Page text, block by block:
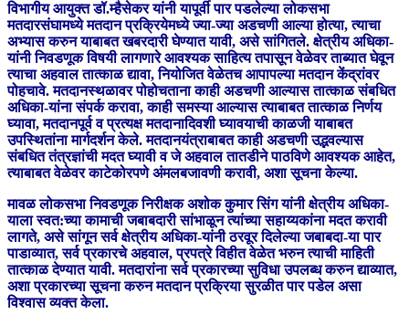
विभागीय आयुक्‍त डॉ.म्हैसेकर यांनी यापूर्वी पार पडलेल्या लोकसभा
मतदारसंघामध्ये मतदान प्रक्रियेमध्ये ज्या-ज्या अडचणी आल्या होत्या, त्याचा
अभ्यास करुन याबाबत खबरदारी घेण्यात यावी, असे सांगितले. क्षेत्रीय अधिका-
यांनी निवडणूक विषयी लागणारे आवश्यक साहित्य तपासून वेळेवर ताब्यात घेवून
त्याचा अहवाल तात्काळ द्यावा, नियोजित वेळेतच आपापल्‍या मतदान केंद्रांवर
पोहचावे. मतदानस्थळावर पोहोचताना काही अडचणी आल्यास तात्काळ संबधित
अधिका-यांना संपर्क करावा, काही समस्या आल्यास त्याबाबत तात्काळ निर्णय
घ्यावा, मतदानपूर्व व प्रत्यक्ष मतदानादिवशी घ्यावयाची काळजी याबाबत
उपस्थितांना मार्गदर्शन केले. मतदानयंत्राबाबत काही अडचणी उद्भवल्यास
संबधित तंत्रज्ञांची मदत घ्यावी व जे अहवाल तातडीने पाठविणे आवश्यक आहेत,
त्याबाबत वेळेवर काटेकोरपणे अंमलबजावणी करावी, अशा सूचना केल्या.
मावळ लोकसभा निवडणूक निरीक्षक अशोक कुमार सिंग यांनी क्षेत्रीय अधिका-
याला स्वत:च्या कामाची जबाबदारी सांभाळून त्यांच्या सहाय्यकांना मदत करावी
लागते, असे सांगून सर्व क्षेत्रीय अधिका-यांनी ठरवूर दिलेल्या जबाबदा-या पार
पाडाव्यात, सर्व प्रकारचे अहवाल, प्रपत्रे विहीत वेळेत भरुन त्याची माहिती
तात्काळ देण्यात यावी. मतदारांना सर्व प्रकारच्या सुविधा उपलब्ध करुन द्याव्यात,
अशा प्रकारच्या सूचना करुन मतदान प्रक्रिया सुरळीत पार पडेल असा
विश्वास व्यक्त केला.